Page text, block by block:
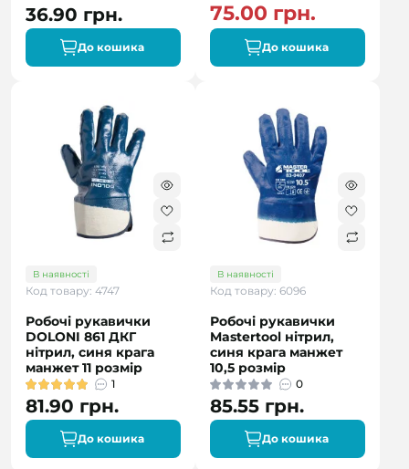
36.90 грн.
До кошика
75.00 грн.
До кошика
В наявності
Код товару: 4747
Робочі рукавички
DOLONI 861 ДКГ
нітрил, синя крага
манжет 11 розмір
1
81.90 грн.
До кошика
В наявності
Код товару: 6096
Робочі рукавички
Mastertool нітрил,
синя крага манжет
10,5 розмір
0
85.55 грн.
До кошика